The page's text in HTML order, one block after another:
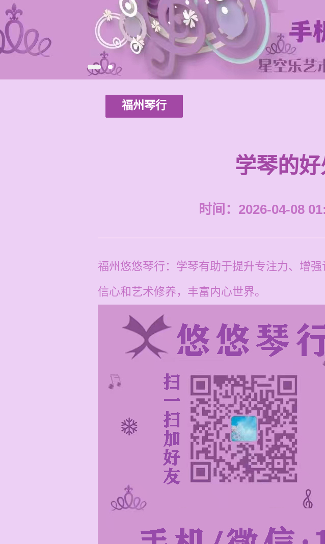
福州琴行
学琴的
时间：2026-04-08
福州悠悠琴行：学琴有助于提升专注力、增
信心和艺术修养，丰富内心世界。